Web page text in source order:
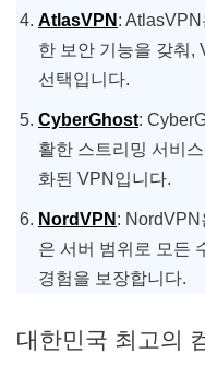
AtlasVPN :
한 보안 기능을 갖춰,
선택입니다.
CyberGhost:
활한 스트리밍 서비
화된 VPN입니다.
NordVPN : NordVPN
은 서버 범위로 모든
경험을 보장합니다.
대한민국 최고의